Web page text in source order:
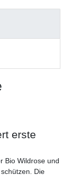
erste
Bio Wildrose und
Die